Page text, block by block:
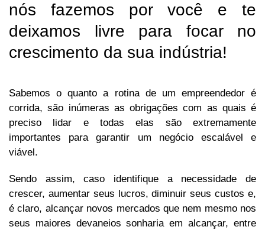
nós fazemos por você e te
deixamos livre para focar no
crescimento da sua indústria!
Sabemos o quanto a rotina de um empreendedor é
corrida, são inúmeras as obrigações com as quais é
preciso lidar e todas elas são extremamente
importantes para garantir um negócio escalável e
viável.
Sendo assim, caso identifique a necessidade de
crescer, aumentar seus lucros, diminuir seus custos e,
é claro, alcançar novos mercados que nem mesmo nos
seus maiores devaneios sonharia em alcançar, entre